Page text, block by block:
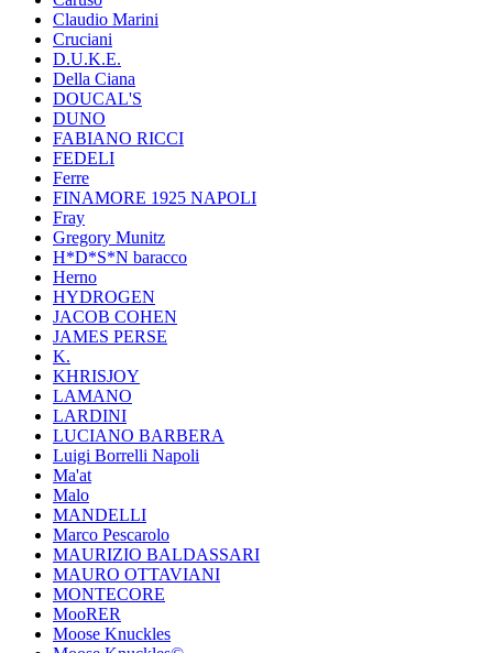
Claudio Marini
Cruciani
D.U.K.E.
Della Ciana
DOUCAL'S
DUNO
FABIANO RICCI
FEDELI
Ferre
FINAMORE 1925 NAPOLI
Fray
Gregory Munitz
H*D*S*N baracco
Herno
HYDROGEN
JACOB COHEN
JAMES PERSE
K.
KHRISJOY
LAMANO
LARDINI
LUCIANO BARBERA
Luigi Borrelli Napoli
Ma'at
Malo
MANDELLI
Marco Pescarolo
MAURIZIO BALDASSARI
MAURO OTTAVIANI
MONTECORE
MooRER
Moose Knuckles